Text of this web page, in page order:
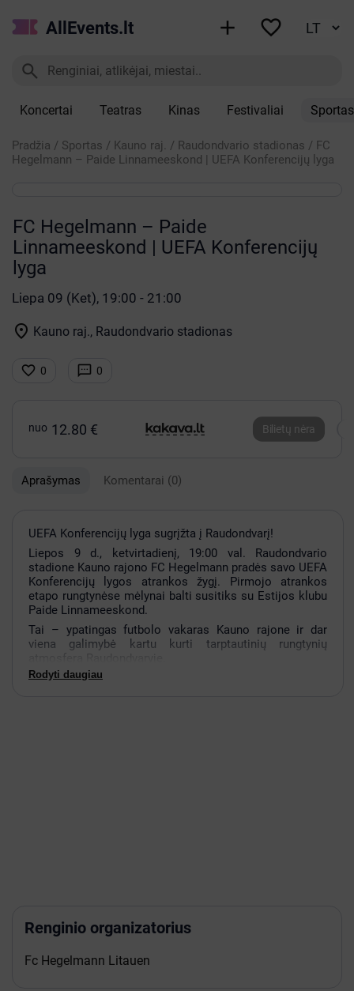
AllEvents.lt  

Koncertai Teatras Kinas Festivaliai Sportas
Pradžia / Sportas / Kauno raj. / Raudondvario stadionas / FC
Hegelmann – Paide Linnameeskond | UEFA Konferencijų lyga
FC Hegelmann – Paide
Linnameeskond | UEFA Konferencijų
lyga
Liepa 09 (Ket), 19:00 - 21:00
 Kauno raj., Raudondvario stadionas
 0  0
nuo 12.80 € Bilietų nėra
Aprašymas Komentarai (0)
UEFA Konferencijų lyga sugrįžta į Raudondvarį!
Liepos 9 d., ketvirtadienį, 19:00 val. Raudondvario
stadione Kauno rajono FC Hegelmann pradės savo UEFA
Konferencijų lygos atrankos žygį. Pirmojo atrankos
etapo rungtynėse mėlynai balti susitiks su Estijos klubu
Paide Linnameeskond.
Tai – ypatingas futbolo vakaras Kauno rajone ir dar
viena galimybė kartu kurti tarptautinių rungtynių
Kviečiame sirgalius, šeimas, akademijos bendruomenę
Rodyti daugiau
Renginio organizatorius
Fc Hegelmann Litauen